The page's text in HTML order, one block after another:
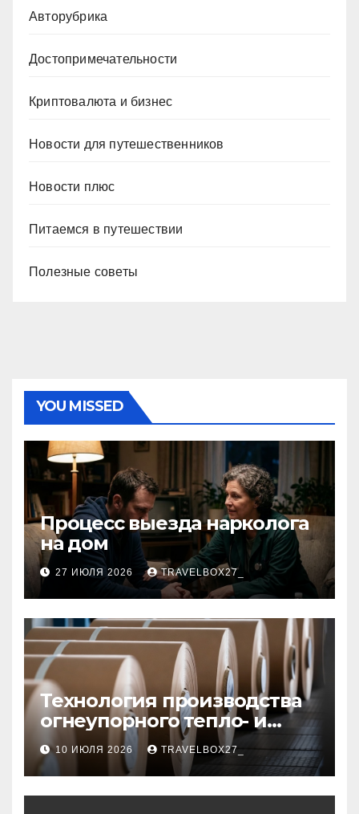
Авторубрика
Достопримечательности
Криптовалюта и бизнес
Новости для путешественников
Новости плюс
Питаемся в путешествии
Полезные советы
YOU MISSED
Процесс выезда нарколога
на дом
27 ИЮЛЯ 2026 TRAVELBOX27_
Технология производства
огнеупорного тепло- и
звукоизоляционного
картона из
муллитокремнеземистого
волокна
10 ИЮЛЯ 2026 TRAVELBOX27_